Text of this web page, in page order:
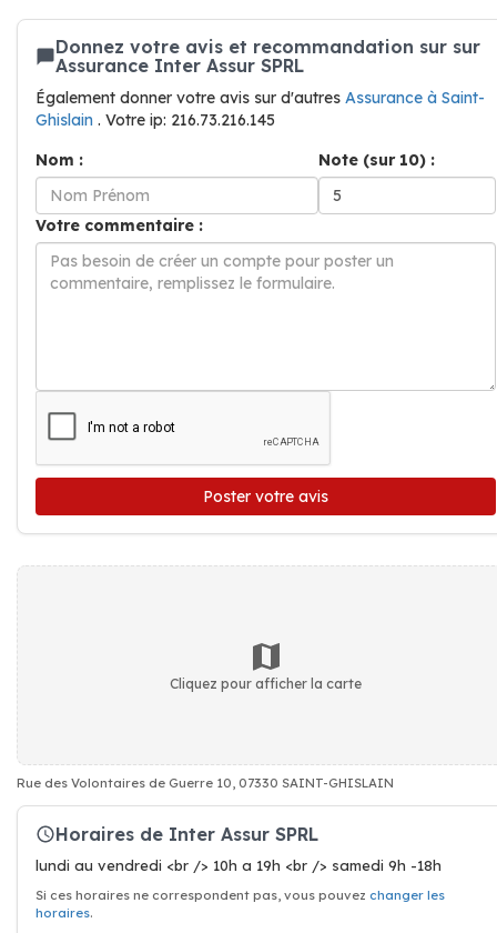
Donnez votre avis et recommandation sur sur
Assurance Inter Assur SPRL
Également donner votre avis sur d'autres Assurance à Saint-
Ghislain . Votre ip: 216.73.216.145
Nom :
Note (sur 10) :
Votre commentaire :
Poster votre avis
Cliquez pour afficher la carte
Rue des Volontaires de Guerre 10, 07330 SAINT-GHISLAIN
Horaires de Inter Assur SPRL
lundi au vendredi <br /> 10h a 19h <br /> samedi 9h -18h
Si ces horaires ne correspondent pas, vous pouvez changer les
horaires.